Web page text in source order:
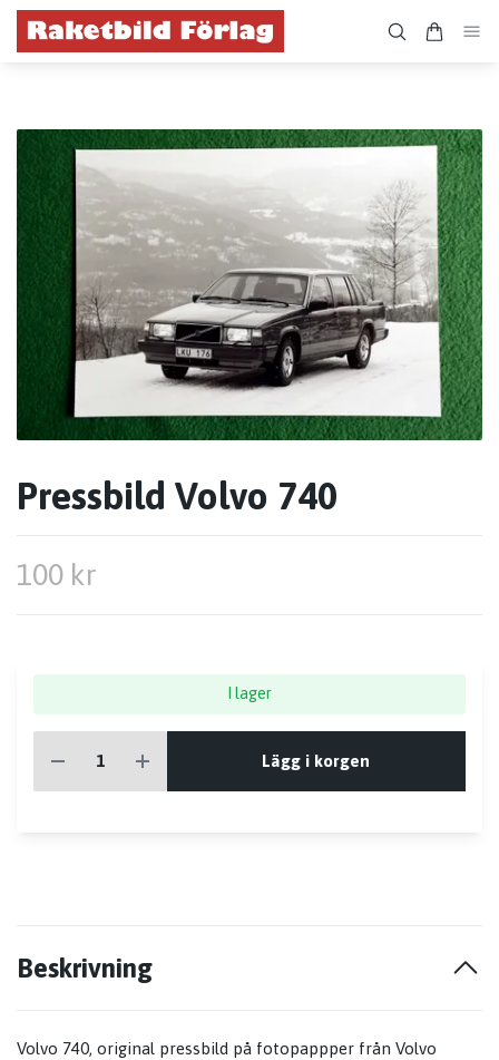
Pressbild Volvo 740
100 kr
I lager
Lägg i korgen
Beskrivning
Volvo 740, original pressbild på fotopappper från Volvo